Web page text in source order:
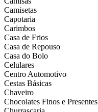
Camisetas
Capotaria
Carimbos
Casa de Frios
Casa de Repouso
Casa do Bolo
Celulares
Centro Automotivo
Cestas Básicas
Chaveiro
Chocolates Finos e Presentes